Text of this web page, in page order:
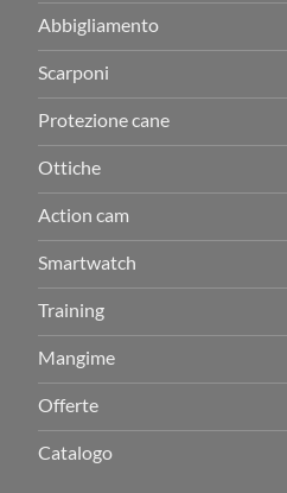
Abbigliamento
Scarponi
Protezione cane
Ottiche
Action cam
Smartwatch
Training
Mangime
Offerte
Catalogo